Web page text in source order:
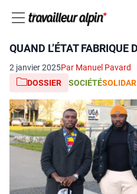
QUAND L’ÉTAT FABRIQUE
2 janvier 2025Par Manuel Pavard
DOSSIER
SOCIÉTÉ